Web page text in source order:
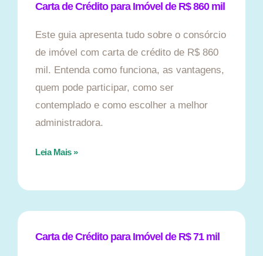
Carta de Crédito para Imóvel de R$ 860 mil
Este guia apresenta tudo sobre o consórcio
de imóvel com carta de crédito de R$ 860
mil. Entenda como funciona, as vantagens,
quem pode participar, como ser
contemplado e como escolher a melhor
administradora.
Leia Mais »
Carta de Crédito para Imóvel de R$ 71 mil